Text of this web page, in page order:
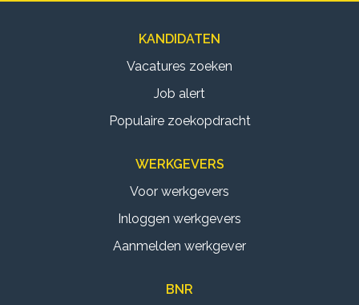
KANDIDATEN
Vacatures zoeken
Job alert
Populaire zoekopdracht
WERKGEVERS
Voor werkgevers
Inloggen werkgevers
Aanmelden werkgever
BNR